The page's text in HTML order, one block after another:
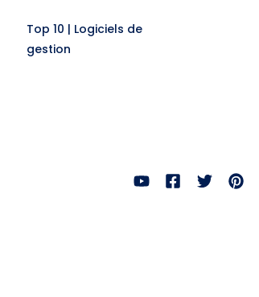
Top 10 | Logiciels de
gestion
avec les réglementations.